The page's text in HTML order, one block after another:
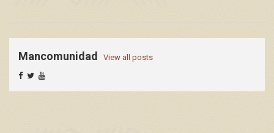
Mancomunidad View all posts